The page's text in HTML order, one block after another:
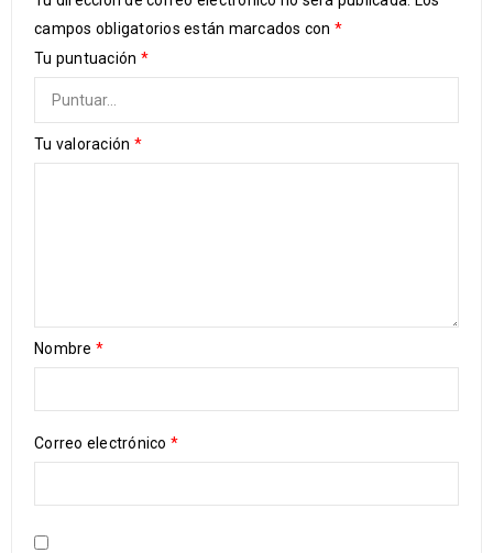
campos obligatorios están marcados con *
Tu puntuación *
Tu valoración *
Nombre *
Correo electrónico *